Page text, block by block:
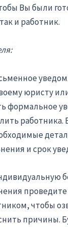
Вы были
и работник.
юристу
формальное
работника.
и срок
чтобы
причины.